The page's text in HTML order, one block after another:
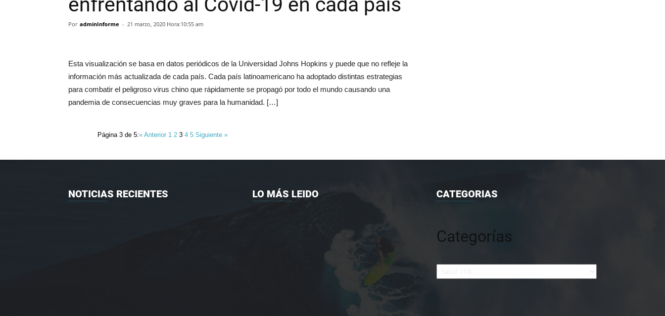
Por adminInforme - 21 marzo, 2020 Hora:10:55 am
Esta visualización se basa en datos periódicos de la Universidad Johns Hopkins y puede que no refleje la
información más actualizada de cada país. Cada país latinoamericano ha adoptado distintas estrategias
para combatir el peligroso virus chino que rápidamente se propagó por todo el mundo causando una
pandemia de consecuencias muy graves para la humanidad. […]
Página 3 de 5:« Anterior 123 45Siguiente »
NOTICIAS RECIENTES LO MÁS LEIDO CATEGORIAS
Categorías
Categorías